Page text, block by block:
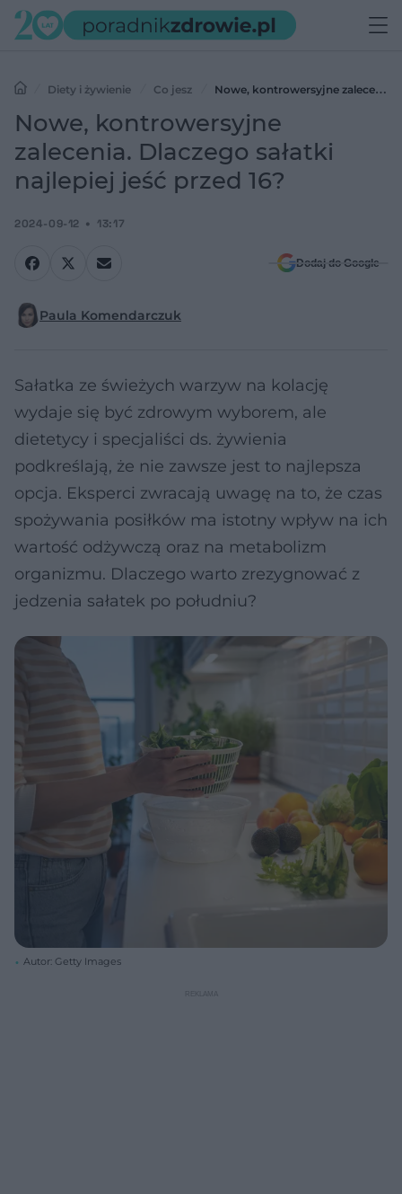
Diety i żywienie Co jesz
Nowe, kontrowersyjne zalecenia.
Dlaczego sałatki najlepiej jeść przed 16?
Nowe, kontrowersyjne
zalecenia. Dlaczego sałatki
najlepiej jeść przed 16?
2024-09-12 13:17
Dodaj do Google
Paula Komendarczuk
Sałatka ze świeżych warzyw na kolację
wydaje się być zdrowym wyborem, ale
dietetycy i specjaliści ds. żywienia
podkreślają, że nie zawsze jest to najlepsza
opcja. Eksperci zwracają uwagę na to, że czas
spożywania posiłków ma istotny wpływ na ich
wartość odżywczą oraz na metabolizm
organizmu. Dlaczego warto zrezygnować z
jedzenia sałatek po południu?
Autor: Getty Images